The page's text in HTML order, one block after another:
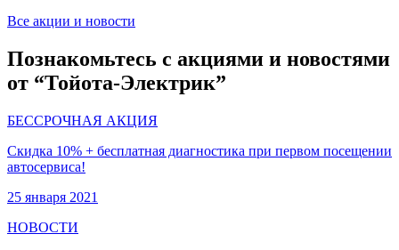
Все акции и новости
Познакомьтесь с акциями и новостями
от “Тойота-Электрик”
БЕССРОЧНАЯ АКЦИЯ
Скидка 10% + бесплатная диагностика при первом посещении
автосервиса!
25 января 2021
НОВОСТИ